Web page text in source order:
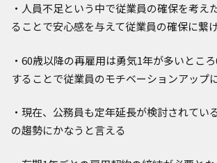
・人員不足という中で従業員の確保を考え
ることで安心感を与えて従業員の確保に繋
・60歳以降の再雇用は勇気1年が多いとこ
することで従業員のモチベーションアップ
・現在、公務員も定年延長が検討されてい
の趨勢にかなうと言える